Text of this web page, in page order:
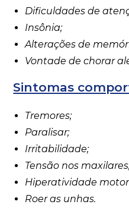
Dificuldades de
Insônia;
Alterações de
Vontade de chorar
Sintomas
Tremores;
Paralisar;
Irritabilidade;
Tensão nos
Hiperatividade
Roer as unhas.